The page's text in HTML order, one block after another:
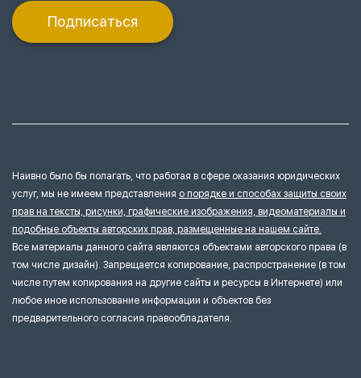
Подписаться
Наивно было бы полагать, что работая в сфере оказания юридических
услуг, мы не имеем представления о порядке и способах защиты своих
прав на тексты, рисунки, графические изображения, видеоматериалы и
подобные объекты авторских прав, размещенные на нашем сайте.
Все материалы данного сайта являются объектами авторского права (в
том числе дизайн). Запрещается копирование, распространение (в том
числе путем копирования на другие сайты и ресурсы в Интернете) или
любое иное использование информации и объектов без
предварительного согласия правообладателя.